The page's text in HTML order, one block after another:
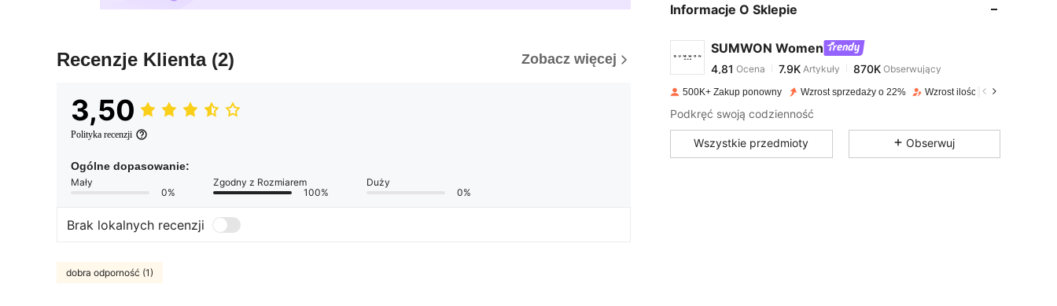
Recenzje Klienta (2) Zobacz więcej
3,50
Polityka recenzji
Ogólne dopasowanie:
Mały
0%
Zgodny z Rozmiarem
100%
Duży
0%
Brak lokalnych recenzji
dobra odporność (1)
Informacje O Sklepie
SUMWON Women
4,81 7.9K
4,81 Ocena Artykuły 870K
3***k zapłacono1 dzień temu
4,81
500K+ Zakup ponowny Wzrost sprzedaży o 22% Wzrost ilości obserwujących o
Podkręć swoją codzienność
Wszystkie przedmioty Obserwuj